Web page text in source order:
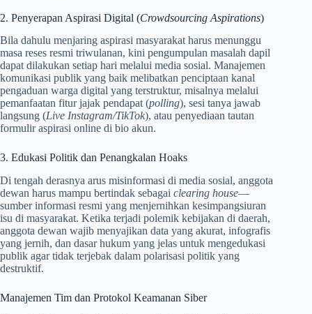
2. Penyerapan Aspirasi Digital (Crowdsourcing Aspirations)
Bila dahulu menjaring aspirasi masyarakat harus menunggu
masa reses resmi triwulanan, kini pengumpulan masalah dapil
dapat dilakukan setiap hari melalui media sosial. Manajemen
komunikasi publik yang baik melibatkan penciptaan kanal
pengaduan warga digital yang terstruktur, misalnya melalui
pemanfaatan fitur jajak pendapat (polling), sesi tanya jawab
langsung (Live Instagram/TikTok), atau penyediaan tautan
formulir aspirasi online di bio akun.
3. Edukasi Politik dan Penangkalan Hoaks
Di tengah derasnya arus misinformasi di media sosial, anggota
dewan harus mampu bertindak sebagai clearing house—
sumber informasi resmi yang menjernihkan kesimpangsiuran
isu di masyarakat. Ketika terjadi polemik kebijakan di daerah,
anggota dewan wajib menyajikan data yang akurat, infografis
yang jernih, dan dasar hukum yang jelas untuk mengedukasi
publik agar tidak terjebak dalam polarisasi politik yang
destruktif.
Manajemen Tim dan Protokol Keamanan Siber